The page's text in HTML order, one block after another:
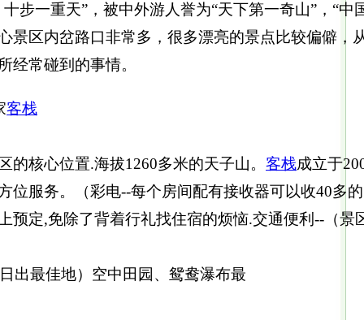
步一重天”，被中外游人誉为“天下第一奇山”，“
景区内岔路口非常多，很多漂亮的景点比较偏僻
经常碰到的事情。
客栈
的核心位置.海拔1260多米的天子山。 客栈成立于
位服务。（彩电--每个房间配有接收器可以收40多
预定,免除了背着行礼找住宿的烦恼.交通便利--（
出最佳地）空中田园、鸳鸯瀑布最